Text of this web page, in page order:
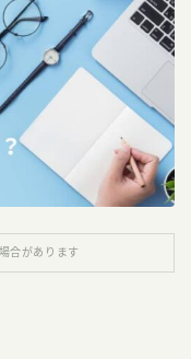
合があります